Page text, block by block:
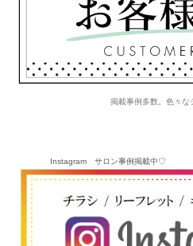
掲載事例多数。色々な
Instagram サロン事例掲載中♡